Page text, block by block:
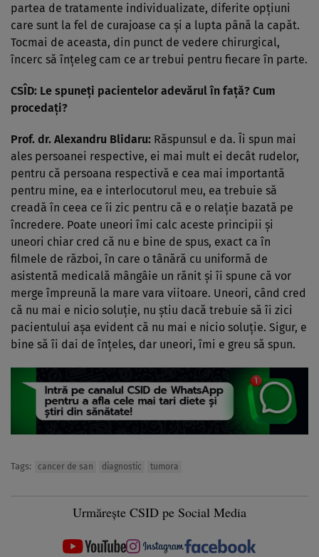
partea de tratamente individualizate, diferite opţiuni
care sunt la fel de curajoase ca şi a lupta până la capăt.
Tocmai de aceasta, din punct de vedere chirurgical,
încerc să înţeleg cam ce ar trebui pentru fiecare în parte.
CSÎD: Le spuneţi pacientelor adevărul în faţă? Cum
procedaţi?
Prof. dr. Alexandru Blidaru: Răspunsul e da. Îi spun mai
ales persoanei respective, ei mai mult ei decât rudelor,
pentru că persoana respectivă e cea mai importantă
pentru mine, ea e interlocutorul meu, ea trebuie să
creadă în ceea ce îi zic pentru că e o relaţie bazată pe
încredere. Poate uneori îmi calc aceste principii şi
uneori chiar cred că nu e bine de spus, exact ca în
filmele de război, în care o tânără cu uniformă de
asistentă medicală mângâie un rănit şi îi spune că vor
merge împreună la mare vara viitoare. Uneori, când cred
că nu mai e nicio soluţie, nu ştiu dacă trebuie să îi zici
pacientului aşa evident că nu mai e nicio soluţie. Sigur, e
bine să îi dai de înţeles, dar uneori, îmi e greu să spun.
Tags: cancer de san diagnostic tumora
Urmărește CSID pe Social Media